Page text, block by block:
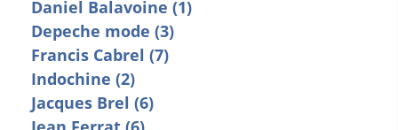
Daniel Balavoine (1)
Depeche mode (3)
Francis Cabrel (7)
Indochine (2)
Jacques Brel (6)